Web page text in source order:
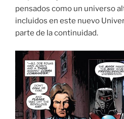
pensados como un universo
incluidos en este nuevo
parte de la continuidad.